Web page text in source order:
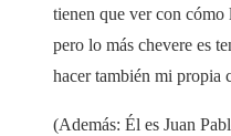
tienen que ver con cómo
pero lo más chevere es
hacer también mi propia
(Además: Él es Juan